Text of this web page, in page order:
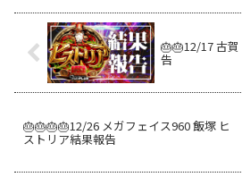
🎂🎂12/17 古
告
🎂🎂🎂🎂12/26 メガフェイス960 飯塚 ヒ
ストリア結果報告